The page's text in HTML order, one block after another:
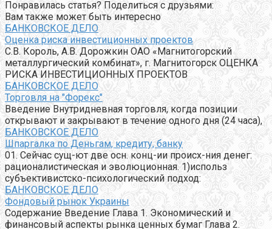
Понравилась статья? Поделиться с друзьями:
Вам также может быть интересно
БАНКОВСКОЕ ДЕЛО
Оценка риска инвестиционных проектов
С.В. Король, А.В. Дорожкин ОАО «Магнитогорский
металлургический комбинат», г. Магнитогорск ОЦЕНКА
РИСКА ИНВЕСТИЦИОННЫХ ПРОЕКТОВ
БАНКОВСКОЕ ДЕЛО
Торговля на "Форекс"
Введение Внутридневная торговля, когда позиции
открывают и закрывают в течение одного дня (24 часа),
БАНКОВСКОЕ ДЕЛО
Шпаргалка по Деньгам, кредиту, банку
01. Сейчас сущ-ют две осн. конц-ии происх-ния денег:
рационалистическая и эволюционная. 1)использ
субъективистско-психологический подход:
БАНКОВСКОЕ ДЕЛО
Фондовый рынок Украины
Содержание Введение Глава 1. Экономический и
финансовый аспекты рынка ценных бумаг Глава 2.